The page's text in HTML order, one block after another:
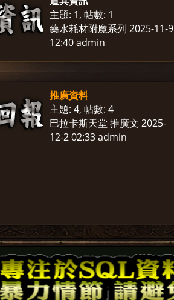
主題: 1, 帖數: 1
藥水耗材附魔系列 2025-11-9
12:40admin
推廣資料
主題: 4, 帖數: 4
巴拉卡斯天堂 推廣文 2025-
12-2 02:33admin